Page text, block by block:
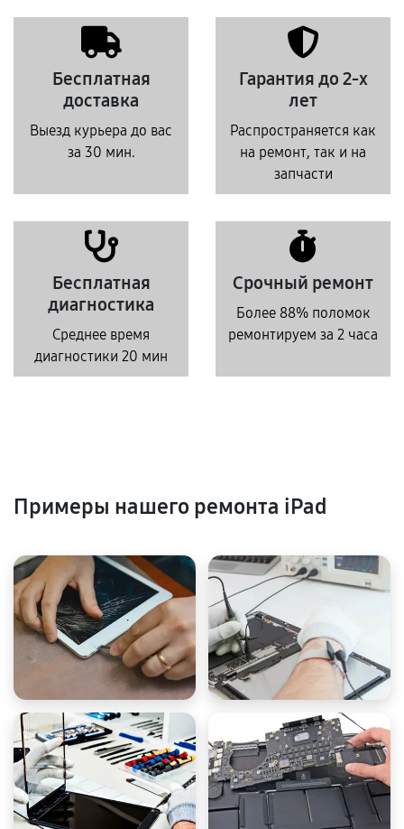
Бесплатная
доставка
Выезд курьера до вас
за 30 мин.
Гарантия до 2-х
лет
Распространяется как
на ремонт, так и на
запчасти
Бесплатная
диагностика
Среднее время
диагностики 20 мин
Срочный ремонт
Более 88% поломок
ремонтируем за 2 часа
Примеры нашего ремонта iPad